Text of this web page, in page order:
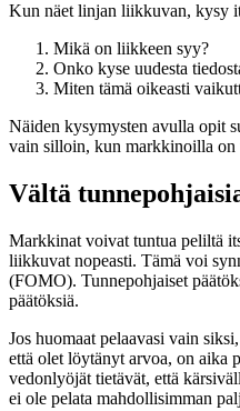
Kun näet linjan liikkuvan, kysy
Mikä on liikkeen syy?
Onko kyse uudesta
Miten tämä oikeasti
Näiden kysymysten avulla opit
vain silloin, kun markkinoilla on
Vältä
Markkinat voivat tuntua peliltä
liikkuvat nopeasti. Tämä voi
(FOMO). Tunnepohjaiset
päätöksiä.
Jos huomaat pelaavasi vain
että olet löytänyt arvoa, on aika
vedonlyöjät tietävät, että
ei ole pelata mahdollisimman